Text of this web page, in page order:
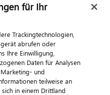
Sie uns
für Ihr
Trackingtechnologien,
abrufen oder
Ihre Einwilligung,
Daten für Analysen
und
teilweise an
in einem Drittland